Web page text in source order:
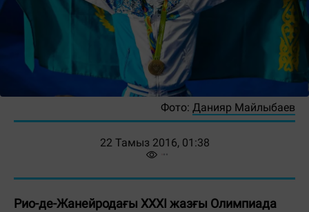
Фото: Данияр Майлыбаев
22 Тамыз 2016, 01:38
Рио-де-Жанейродағы ХХХІ жазғы Олимпиада